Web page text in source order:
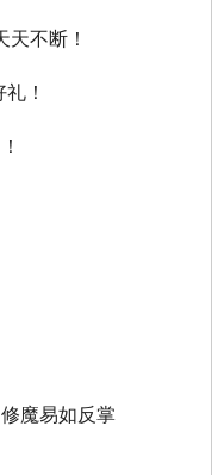
不断！
！
魔易如反掌